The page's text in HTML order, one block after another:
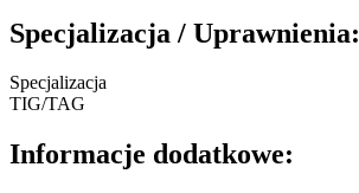
Specjalizacja / Uprawnienia:
Specjalizacja
TIG/TAG
Informacje dodatkowe: